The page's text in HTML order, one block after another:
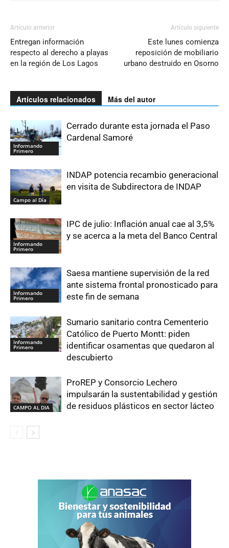
Artículo anterior
Entregan información
respecto al derecho a playas
en la región de Los Lagos
Artículo siguiente
Este lunes comienza
reposición de mobiliario
urbano destruido en Osorno
Artículos relacionados Más del autor
Informando
Primero
Cerrado durante esta jornada el Paso
Cardenal Samoré
Campo al Día
INDAP potencia recambio generacional
en visita de Subdirectora de INDAP
Informando
Primero
IPC de julio: Inflación anual cae al 3,5%
y se acerca a la meta del Banco Central
Informando
Primero
Saesa mantiene supervisión de la red
ante sistema frontal pronosticado para
este fin de semana
Informando
Primero
Sumario sanitario contra Cementerio
Católico de Puerto Montt: piden
identificar osamentas que quedaron al
descubierto
CAMPO AL DIA
ProREP y Consorcio Lechero
impulsarán la sustentabilidad y gestión
de residuos plásticos en sector lácteo